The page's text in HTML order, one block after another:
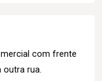
com frente
outra rua.